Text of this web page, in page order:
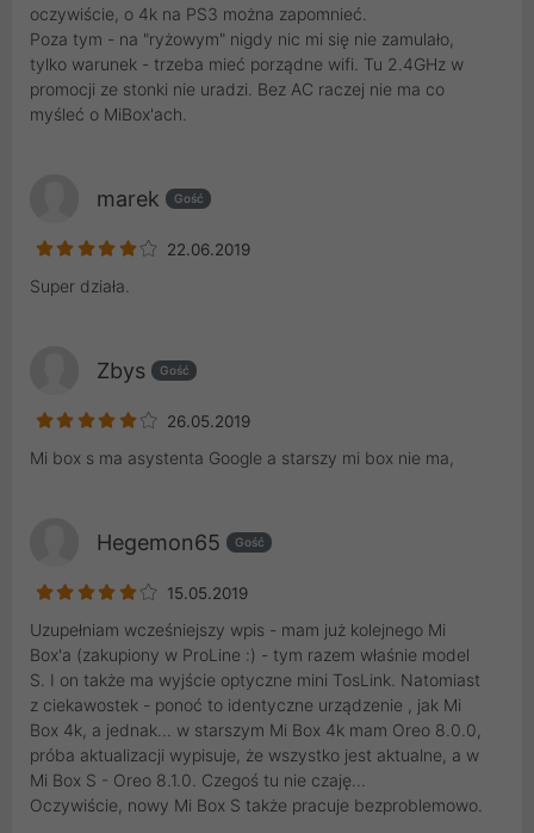
oczywiście, o 4k na PS3 można zapomnieć.
Poza tym - na "ryżowym" nigdy nic mi się nie zamulało,
tylko warunek - trzeba mieć porządne wifi. Tu 2.4GHz w
promocji ze stonki nie uradzi. Bez AC raczej nie ma co
myśleć o MiBox'ach.
marek Gość
22.06.2019
Super działa.
Zbys Gość
26.05.2019
Mi box s ma asystenta Google a starszy mi box nie ma,
Hegemon65 Gość
15.05.2019
Uzupełniam wcześniejszy wpis - mam już kolejnego Mi
Box'a (zakupiony w ProLine :) - tym razem właśnie model
S. I on także ma wyjście optyczne mini TosLink. Natomiast
z ciekawostek - ponoć to identyczne urządzenie , jak Mi
Box 4k, a jednak... w starszym Mi Box 4k mam Oreo 8.0.0,
próba aktualizacji wypisuje, że wszystko jest aktualne, a w
Mi Box S - Oreo 8.1.0. Czegoś tu nie czaję...
Oczywiście, nowy Mi Box S także pracuje bezproblemowo.